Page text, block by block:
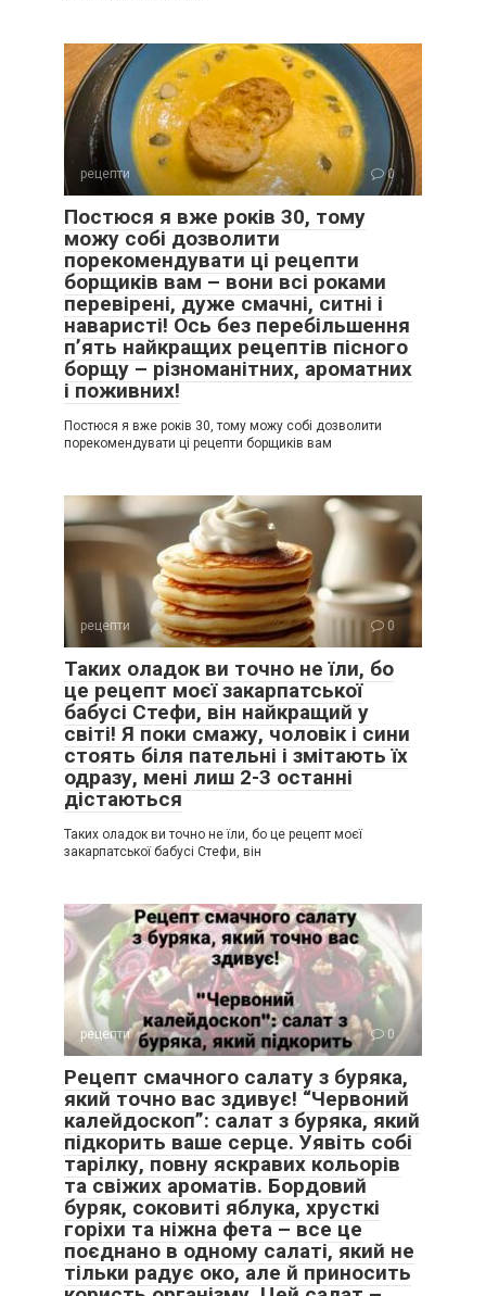
рецепти 0
Постюся я вже років 30, тому
можу собі дозволити
порекомендувати ці рецепти
борщиків вам – вони всі роками
перевірені, дуже смачні, ситні і
наваристі! Ось без перебільшення
п’ять найкращих рецептів пісного
борщу – різноманітних, ароматних
і поживних!
Постюся я вже років 30, тому можу собі дозволити
порекомендувати ці рецепти борщиків вам
рецепти 0
Таких оладок ви точно не їли, бо
це рецепт моєї закарпатської
бабусі Стефи, він найкращий у
світі! Я поки смажу, чоловік і сини
стоять біля пательні і змітають їх
одразу, мені лиш 2-3 останні
дістаються
Таких оладок ви точно не їли, бо це рецепт моєї
закарпатської бабусі Стефи, він
рецепти 0
Рецепт смачного салату з буряка,
який точно вас здивує! “Червоний
калейдоскоп”: салат з буряка, який
підкорить ваше серце. Уявіть собі
тарілку, повну яскравих кольорів
та свіжих ароматів. Бордовий
буряк, соковиті яблука, хрусткі
горіхи та ніжна фета – все це
поєднано в одному салаті, який не
тільки радує око, але й приносить